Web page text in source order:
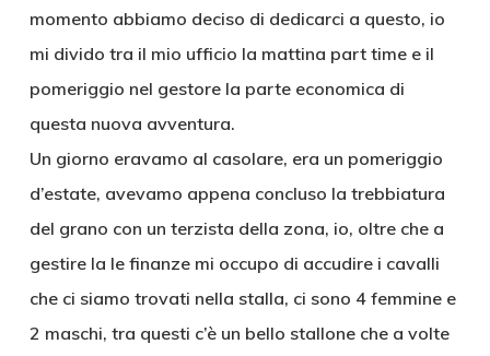
momento abbiamo deciso di dedicarci a questo, io
mi divido tra il mio ufficio la mattina part time e il
pomeriggio nel gestore la parte economica di
questa nuova avventura.
Un giorno eravamo al casolare, era un pomeriggio
d’estate, avevamo appena concluso la trebbiatura
del grano con un terzista della zona, io, oltre che a
gestire la le finanze mi occupo di accudire i cavalli
che ci siamo trovati nella stalla, ci sono 4 femmine e
2 maschi, tra questi c’è un bello stallone che a volte